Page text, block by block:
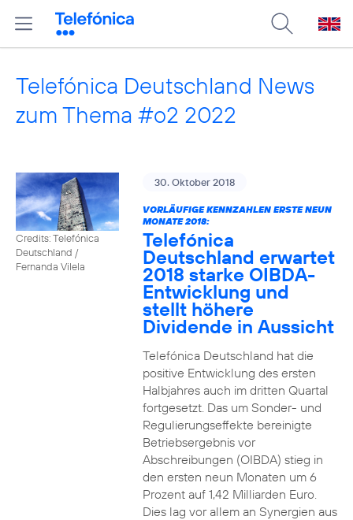
Telefónica Deutschland News
zum Thema #o2 2022
Credits: Telefónica
Deutschland /
Fernanda Vilela
30. Oktober 2018
VORLÄUFIGE KENNZAHLEN ERSTE NEUN
MONATE 2018:
Telefónica
Deutschland erwartet
2018 starke OIBDA-
Entwicklung und
stellt höhere
Dividende in Aussicht
Telefónica Deutschland hat die
positive Entwicklung des ersten
Halbjahres auch im dritten Quartal
fortgesetzt. Das um Sonder- und
Regulierungseffekte bereinigte
Betriebsergebnis vor
Abschreibungen (OIBDA) stieg in
den ersten neun Monaten um 6
Prozent auf 1,42 Milliarden Euro.
Dies lag vor allem an Synergien aus